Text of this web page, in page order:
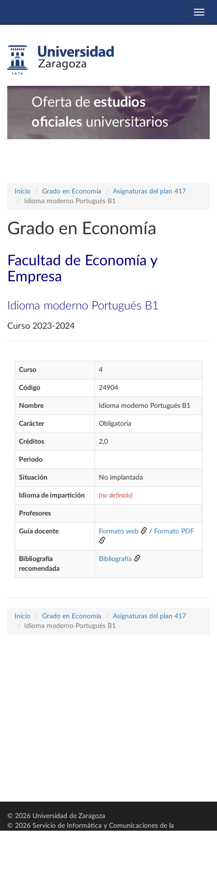
Oferta de estudios
oficiales universitarios
Inicio Grado en Economía
Asignaturas del plan 417
Idioma moderno Portugués B1
Grado en Economía
Facultad de Economía y
Empresa
Idioma moderno Portugués B1
Curso 2023-2024
Curso 4
Código 24904
Nombre Idioma moderno Portugués B1
Carácter Obligatoria
Créditos 2,0
Periodo
Situación No implantada
Idioma de impartición (no definido)
Profesores
Guía docente Formato web / Formato PDF
Bibliografía
recomendada
Bibliografía
Inicio Grado en Economía
Asignaturas del plan 417
Idioma moderno Portugués B1
© 2026 Universidad de Zaragoza
© 2026 Servicio de Informática y Comunicaciones de la